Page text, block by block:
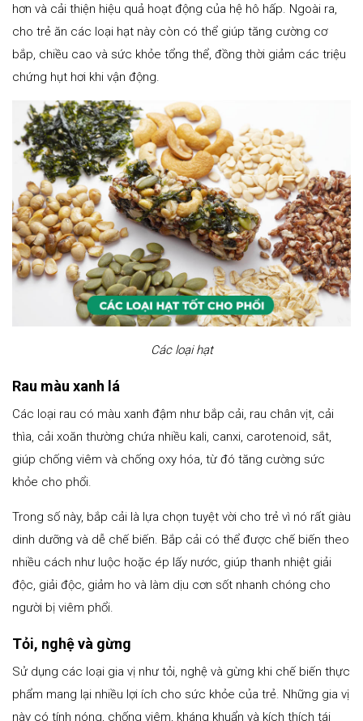
hơn và cải thiện hiệu quả hoạt động của hệ hô hấp. Ngoài ra,
cho trẻ ăn các loại hạt này còn có thể giúp tăng cường cơ
bắp, chiều cao và sức khỏe tổng thể, đồng thời giảm các triệu
chứng hụt hơi khi vận động.
Các loại hạt
Rau màu xanh lá
Các loại rau có màu xanh đậm như bắp cải, rau chân vịt, cải
thìa, cải xoăn thường chứa nhiều kali, canxi, carotenoid, sắt,
giúp chống viêm và chống oxy hóa, từ đó tăng cường sức
khỏe cho phổi.
Trong số này, bắp cải là lựa chọn tuyệt vời cho trẻ vì nó rất giàu
dinh dưỡng và dễ chế biến. Bắp cải có thể được chế biến theo
nhiều cách như luộc hoặc ép lấy nước, giúp thanh nhiệt giải
độc, giải độc, giảm ho và làm dịu cơn sốt nhanh chóng cho
người bị viêm phổi.
Tỏi, nghệ và gừng
Sử dụng các loại gia vị như tỏi, nghệ và gừng khi chế biến thực
phẩm mang lại nhiều lợi ích cho sức khỏe của trẻ. Những gia vị
này có tính nóng, chống viêm, kháng khuẩn và kích thích tái